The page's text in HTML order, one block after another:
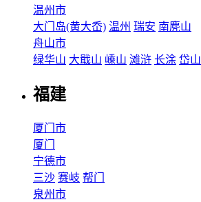
温州市
大门岛(黄大岙) 温州 瑞安 南麂山
舟山市
绿华山 大戢山 嵊山 滩浒 长涂 岱山
福建
厦门市
厦门
宁德市
三沙 赛岐 帮门
泉州市